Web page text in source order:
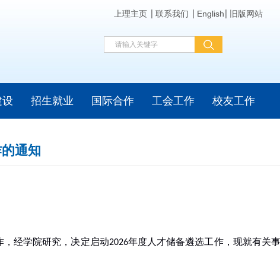
上理主页 联系我们 English 旧版网站
招生就业 国际合作 工会工作 校友工作
通知
经学院研究，决定启动2026年度人才储备遴选工作，现就有关